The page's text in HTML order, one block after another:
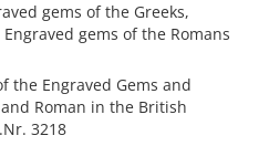
gems of the Greeks,
gems of the Romans
the Engraved Gems and
Roman in the British
3218